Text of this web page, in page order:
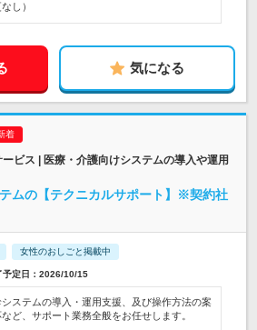
し）
気になる
ビス | 医療・介護向けシステムの導入や運用
ムの【テクニカルサポート】※契約社
女性のおしごと掲載中
定日：2026/10/15
ステムの導入・運用支援、及び操作方法の案
ど、サポート業務全般をお任せします。